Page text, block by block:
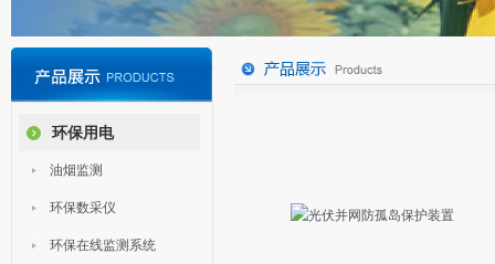
环保用电
油烟监测
环保数采仪
环保在线监测系统